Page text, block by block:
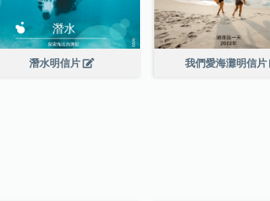
潛水明信片 我們愛海灘明信片